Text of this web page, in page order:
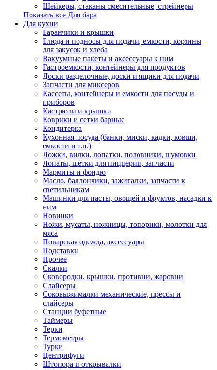
Шейкеры, стаканы смесительные, стрейнеры
Показать все Для бара
Для кухни
Баранчики и крышки
Блюда и подносы для подачи, емкости, корзины
для закусок и хлеба
Вакуумные пакеты и аксессуары к ним
Гастроемкости, контейнеры для продуктов
Доски разделочные, доски и ящики для подачи
Запчасти для миксеров
Кассеты, контейнеры и емкости для посуды и
приборов
Кастрюли и крышки
Коврики и сетки барные
Кондитерка
Кухонная посуда (банки, миски, кадки, ковши,
емкости и т.п.)
Ложки, вилки, лопатки, половники, шумовки
Лопаты, щетки для пиццерии, запчасти
Мармиты и фондю
Масло, баллончики, зажигалки, запчасти к
светильникам
Машинки для пасты, овощей и фруктов, насадки к
ним
Новинки
Ножи, мусаты, ножницы, топорики, молотки для
мяса
Поварская одежда, аксессуары
Подставки
Прочее
Скалки
Сковородки, крышки, противни, жаровни
Слайсеры
Соковыжималки механические, прессы и
слайсеры
Станции буфетные
Таймеры
Терки
Термометры
Турки
Центрифуги
Штопора и открывалки